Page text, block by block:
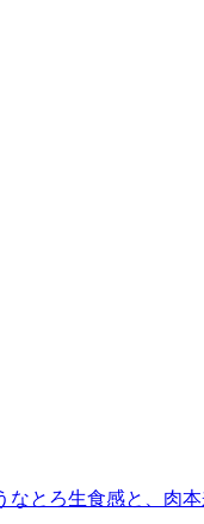
とろ生食感と、肉